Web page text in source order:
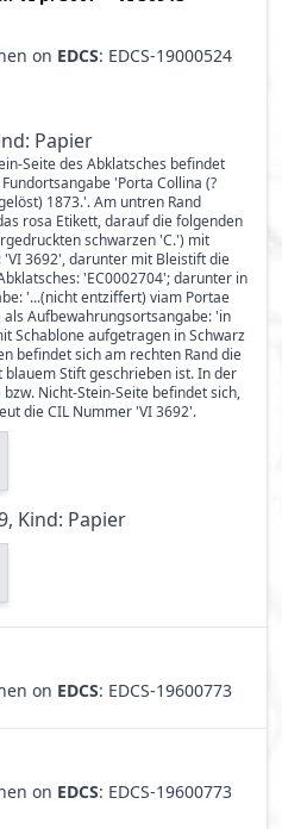
on EDCS: EDCS-19000524
Papier
Seite des Abklatsches befindet
'Porta Collina (?
1873.'. Am untren Rand
rosa Etikett, darauf die folgenden
schwarzen 'C.') mit
3692', darunter mit Bleistift die
'EC0002704'; darunter in
'...(nicht entziffert) viam Portae
Aufbewahrungsortsangabe: 'in
Schablone aufgetragen in Schwarz
befindet sich am rechten Rand die
Stift geschrieben ist. In der
Nicht-Stein-Seite befindet sich,
die CIL Nummer 'VI 3692'.
Kind: Papier
on EDCS: EDCS-19600773
on EDCS: EDCS-19600773